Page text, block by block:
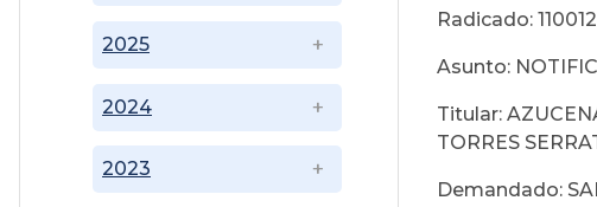
2023
2024
2025
Radicado:
Asunto:
Titular:
TORRES
Demandado: